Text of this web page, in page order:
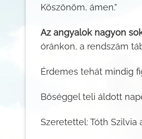
Köszönöm, ámen.”
Az angyalok nagyon
óránkon, a rendszám
Érdemes tehát mindig
Bőséggel teli áldott
Szeretettel: Tóth Szilvia